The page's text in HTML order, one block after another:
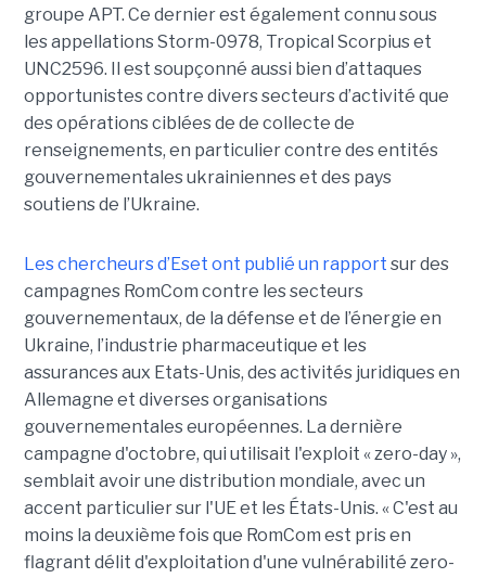
groupe APT. Ce dernier est également connu sous
les appellations Storm-0978, Tropical Scorpius et
UNC2596. Il est soupçonné aussi bien d’attaques
opportunistes contre divers secteurs d’activité que
des opérations ciblées de de collecte de
renseignements, en particulier contre des entités
gouvernementales ukrainiennes et des pays
soutiens de l’Ukraine.
Les chercheurs d’Eset ont publié un rapport sur des
campagnes RomCom contre les secteurs
gouvernementaux, de la défense et de l’énergie en
Ukraine, l’industrie pharmaceutique et les
assurances aux Etats-Unis, des activités juridiques en
Allemagne et diverses organisations
gouvernementales européennes. La dernière
campagne d'octobre, qui utilisait l'exploit « zero-day »,
semblait avoir une distribution mondiale, avec un
accent particulier sur l'UE et les États-Unis. « C'est au
moins la deuxième fois que RomCom est pris en
flagrant délit d'exploitation d'une vulnérabilité zero-